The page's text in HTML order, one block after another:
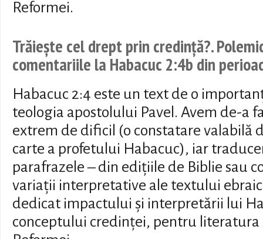
Reformei.
Trăiește cel drept prin credință?.
comentariile la Habacuc 2:4b din
Habacuc 2:4 este un text de o
teologia apostolului Pavel. Avem de-a
extrem de dificil (o constatare valabilă
carte a profetului Habacuc), iar
parafrazele – din edițiile de Biblie sau
variații interpretative ale textului
dedicat impactului și interpretării lui
conceptului credinței, pentru literatura